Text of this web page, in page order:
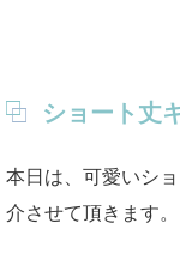
ショート丈
本日は、可愛いシ
介させて頂きます。